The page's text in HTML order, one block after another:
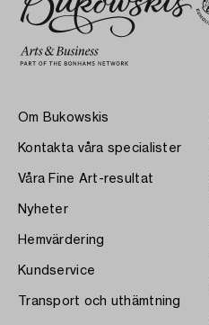
Om Bukowskis
Kontakta våra specialister
Våra Fine Art-resultat
Nyheter
Hemvärdering
Kundservice
Transport och uthämtning